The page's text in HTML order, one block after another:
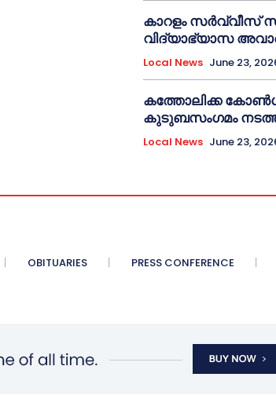
കാറളം സർവ്വീസ്
വിദ്യാഭ്യാസ
Local News June 23,
കത്തോലിക്ക
കുടുബസംഗമം
Local News June 23,
OBITUARIES PRESS CONFERENCE